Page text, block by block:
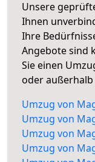
Unsere
Ihnen
Ihre
Angebote sind
Sie einen
oder
Umzug von
Umzug von
Umzug von
Umzug von